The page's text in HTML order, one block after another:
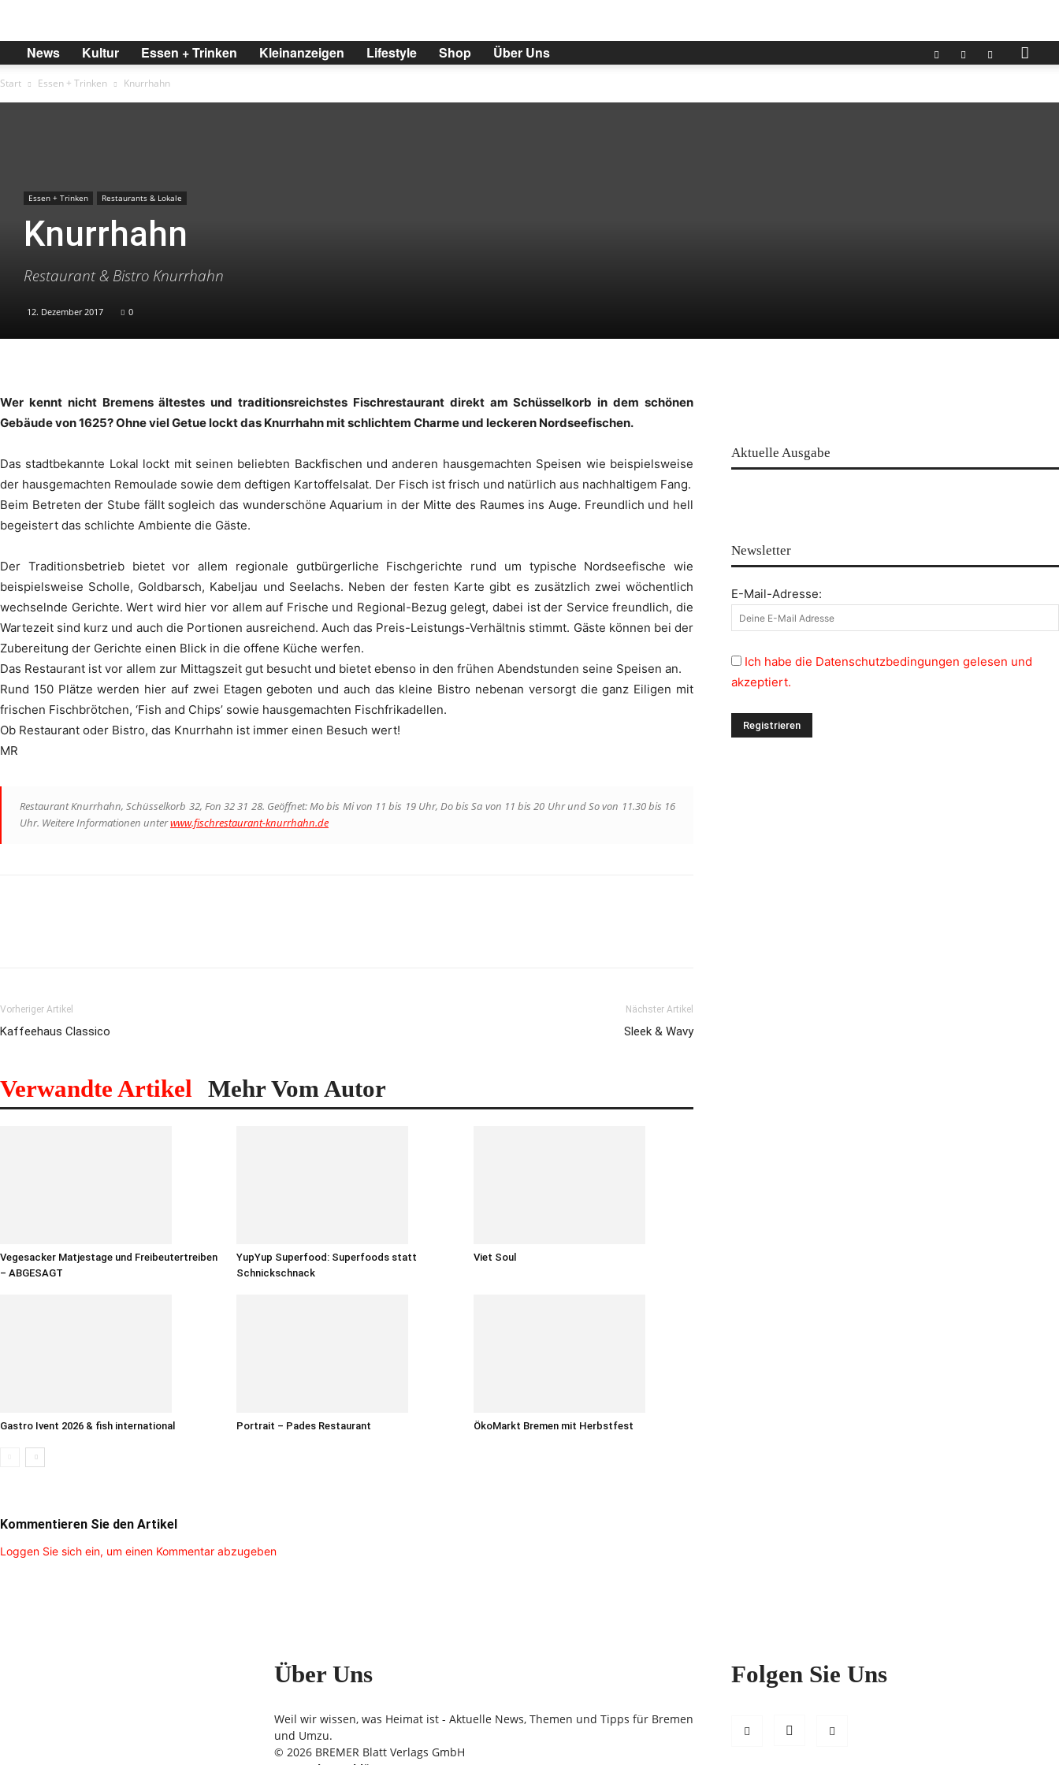
News Kultur Essen + Trinken Kleinanzeigen Lifestyle Shop Über Uns
Start Essen + Trinken Knurrhahn
Essen + Trinken Restaurants & Lokale
Knurrhahn
Restaurant & Bistro Knurrhahn
12. Dezember 2017 0
Wer kennt nicht Bremens ältestes und traditionsreichstes Fischrestaurant direkt am Schüsselkorb in dem schönen
Gebäude von 1625? Ohne viel Getue lockt das Knurrhahn mit schlichtem Charme und leckeren Nordseefischen.
Das stadtbekannte Lokal lockt mit seinen beliebten Backfischen und anderen hausgemachten Speisen wie beispielsweise
der hausgemachten Remoulade sowie dem deftigen Kartoffelsalat. Der Fisch ist frisch und natürlich aus nachhaltigem Fang.
Beim Betreten der Stube fällt sogleich das wunderschöne Aquarium in der Mitte des Raumes ins Auge. Freundlich und hell
begeistert das schlichte Ambiente die Gäste.
Der Traditionsbetrieb bietet vor allem regionale gutbürgerliche Fischgerichte rund um typische Nordseefische wie
beispielsweise Scholle, Goldbarsch, Kabeljau und Seelachs. Neben der festen Karte gibt es zusätzlich zwei wöchentlich
wechselnde Gerichte. Wert wird hier vor allem auf Frische und Regional-Bezug gelegt, dabei ist der Service freundlich, die
Wartezeit sind kurz und auch die Portionen ausreichend. Auch das Preis-Leistungs-Verhältnis stimmt. Gäste können bei der
Zubereitung der Gerichte einen Blick in die offene Küche werfen.
Das Restaurant ist vor allem zur Mittagszeit gut besucht und bietet ebenso in den frühen Abendstunden seine Speisen an.
Rund 150 Plätze werden hier auf zwei Etagen geboten und auch das kleine Bistro nebenan versorgt die ganz Eiligen mit
frischen Fischbrötchen, ‘Fish and Chips’ sowie hausgemachten Fischfrikadellen.
Ob Restaurant oder Bistro, das Knurrhahn ist immer einen Besuch wert!
MR
Restaurant Knurrhahn, Schüsselkorb 32, Fon 32 31 28. Geöffnet: Mo bis Mi von 11 bis 19 Uhr, Do bis Sa von 11 bis 20 Uhr und So von 11.30 bis 16
Uhr. Weitere Informationen unterwww.fischrestaurant-knurrhahn.de
Vorheriger Artikel
Kaffeehaus Classico
Nächster Artikel
Sleek & Wavy
Verwandte Artikel Mehr Vom Autor
Vegesacker Matjestage und Freibeutertreiben
– ABGESAGT
YupYup Superfood: Superfoods statt
Schnickschnack
Viet Soul
Gastro Ivent 2026 & fish international Portrait – Pades Restaurant ÖkoMarkt Bremen mit Herbstfest
Kommentieren Sie den Artikel
Loggen Sie sich ein, um einen Kommentar abzugeben
Aktuelle Ausgabe
Newsletter
E-Mail-Adresse:
Ich habe die Datenschutzbedingungen gelesen und
akzeptiert.
Über Uns
Weil wir wissen, was Heimat ist - Aktuelle News, Themen und Tipps für Bremen
und Umzu.
© 2026 BREMER Blatt Verlags GmbH
Folgen Sie Uns